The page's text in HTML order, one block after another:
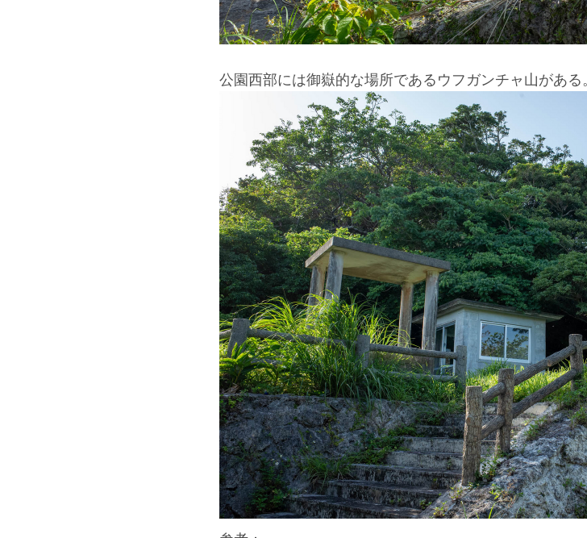
公園西部には御嶽的な場所であるウフガンチャ山がある。